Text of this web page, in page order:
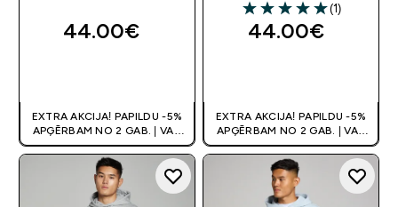
44.00€‎
EXTRA AKCIJA! PAPILDU -5%
APĢĒRBAM NO 2 GAB. | VAR
APVIENOT AR KUPONU
5 out of 5 stars
(1)
44.00€‎
EXTRA AKCIJA! PAPILDU -5%
APĢĒRBAM NO 2 GAB. | VAR
APVIENOT AR KUPONU